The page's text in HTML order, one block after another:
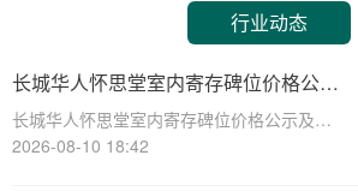
行业动态
长城华人怀思堂室内寄存碑位价格公示
签约立减配套礼包详解
长城华人怀思堂室内寄存碑位价格公示及签
约立减配套礼包详解☎ 华人怀思堂电话:400-
2026-08-10 18:42